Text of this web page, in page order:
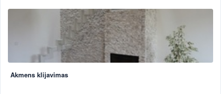
Akmens klijavimas